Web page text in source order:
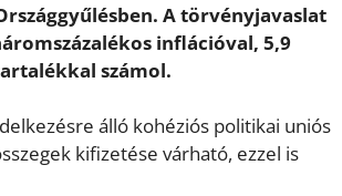
A törvényjavaslat
inflációval, 5,9
számol.
álló kohéziós politikai uniós
kifizetése várható, ezzel is